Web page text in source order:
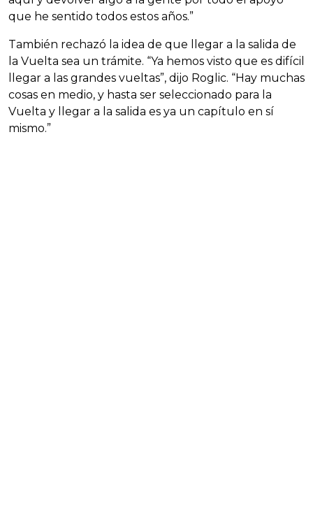
que he sentido todos estos años.”
También rechazó la idea de que llegar a la salida de
la Vuelta sea un trámite. “Ya hemos visto que es difícil
llegar a las grandes vueltas”, dijo Roglic. “Hay muchas
cosas en medio, y hasta ser seleccionado para la
Vuelta y llegar a la salida es ya un capítulo en sí
mismo.”